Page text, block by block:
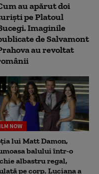
au apărut doi
pe Platoul
Imaginile
de Salvamont
au revoltat
NOW
lui Matt Damon,
balului într-o
albastru regal,
pe corp. Luciana a